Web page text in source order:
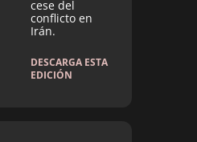
cese del
conflicto en
Irán.
DESCARGA ESTA
EDICIÓN